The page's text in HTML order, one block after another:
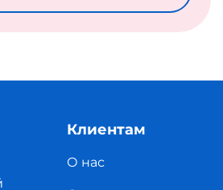
Клиентам
О нас